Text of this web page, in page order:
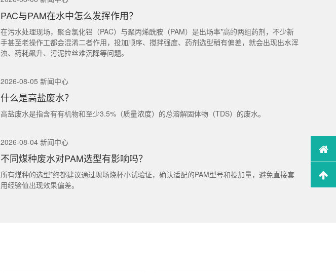
PAC与PAM在水中怎么发挥作用？
在污水处理现场，聚合氯化铝（PAC）与聚丙烯酰胺（PAM）是出场率*高的两组药剂，不少新
手甚至老操作工都会混淆二者作用，投加顺序、搅拌强度、药剂选型稍有偏差，就会出现出水浑
浊、药耗飙升、污泥拉丝难沉降等问题。
2026-08-05 新闻中心
什么是高盐废水？
高盐废水是指含有有机物和至少3.5%（质量浓度）的总溶解固体物（TDS）的废水。
2026-08-04 新闻中心
不同煤种废水对PAM选型有影响吗？
所有煤种的选型*终都建议通过现场烧杯小试验证，确认适配的PAM型号和投加量，避免直接套
用经验值出现效果偏差。